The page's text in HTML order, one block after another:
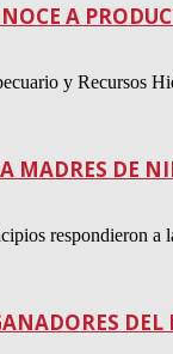
A
y Recursos
MADRES DE
respondieron